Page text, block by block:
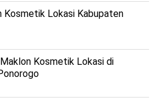
Kosmetik Lokasi Kabupaten
Maklon Kosmetik Lokasi di